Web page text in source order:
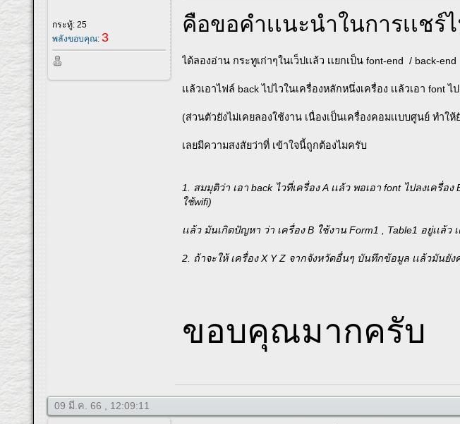
กระทู้: 25
พลังขอบคุณ: 3
คือขอคำเเนะนำในการเเช
ได้ลองอ่าน กระทูเก่าๆในเว็ปเเล้ว เเยกเป็น font-end / back-end
เเล้วเอาไฟล์ back ไปไวในเครื่องหลักหนึ่งเครื่อง เเล้วเอา font
(ส่วนตัวยังไม่เคยลองใช้งาน เนื่องเป็นเครื่องคอมเเบบศูนย์ ทำใ
เลยมีความสงสัยว่าที่ เข้าใจนี้ถูกต้องไมครับ
1. สมมุติว่า เอา back ไวที่เครื่อง A เเล้ว พอเอา font ไปลงเครื่
ใช้wifi)
เเล้ว มันเกิดปัญหา ว่า เครื่อง B ใช้งาน Form1 , Table1 อยู่เเล้
2. ถ้าจะให้ เครื่อง X Y Z จากจังหวัดอื่นๆ บันทึกข้อมูล เเล้วมันยั
ขอบคุณมากครับ
09 มี.ค. 66 , 12:09:11